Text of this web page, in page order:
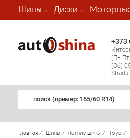
Шины Диски
+373
(Пн-
(Сб)
Strada
поиск (примеp: 165/60 R14)
Главная / Шины / Летние шины / Toyo /